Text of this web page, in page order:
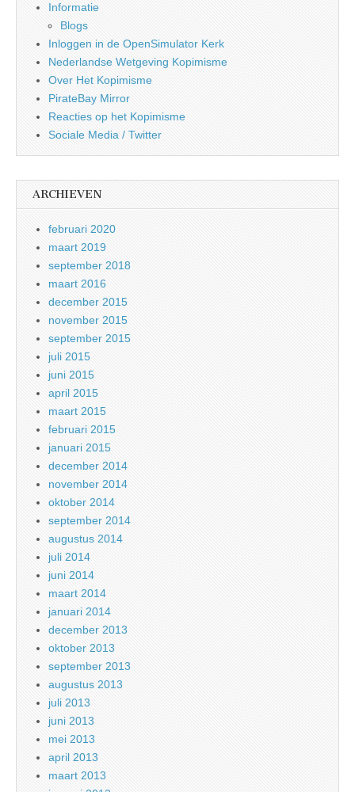
Informatie
Blogs
Inloggen in de OpenSimulator Kerk
Nederlandse Wetgeving Kopimisme
Over Het Kopimisme
PirateBay Mirror
Reacties op het Kopimisme
Sociale Media / Twitter
ARCHIEVEN
februari 2020
maart 2019
september 2018
maart 2016
december 2015
november 2015
september 2015
juli 2015
juni 2015
april 2015
maart 2015
februari 2015
januari 2015
december 2014
november 2014
oktober 2014
september 2014
augustus 2014
juli 2014
juni 2014
maart 2014
januari 2014
december 2013
oktober 2013
september 2013
augustus 2013
juli 2013
juni 2013
mei 2013
april 2013
maart 2013